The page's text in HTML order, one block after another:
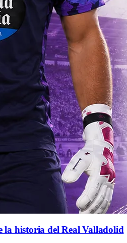
la historia del Real Valladolid